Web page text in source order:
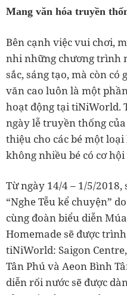
Mang văn hóa truyền
Bên cạnh việc vui chơi,
nhi những chương trình
sắc, sáng tạo, mà còn
văn cao luôn là một
hoạt động tại tiNiWorld.
ngày lễ truyền thống
thiệu cho các bé một
không nhiều bé có cơ
Từ ngày 14/4 – 1/5/
“Nghe Tễu kể chuyện”
cùng đoàn biểu diễn
Homemade sẽ được
tiNiWorld: Saigon
Tân Phú và Aeon Bình
diễn rối nước sẽ được